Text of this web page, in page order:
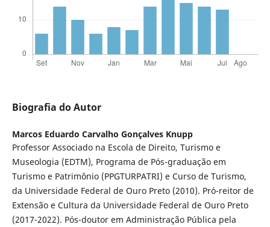
Biografia do Autor
Marcos Eduardo Carvalho Gonçalves Knupp
Professor Associado na Escola de Direito, Turismo e
Museologia (EDTM), Programa de Pós-graduação em
Turismo e Patrimônio (PPGTURPATRI) e Curso de Turismo,
da Universidade Federal de Ouro Preto (2010). Pró-reitor de
Extensão e Cultura da Universidade Federal de Ouro Preto
(2017-2022). Pós-doutor em Administração Pública pela